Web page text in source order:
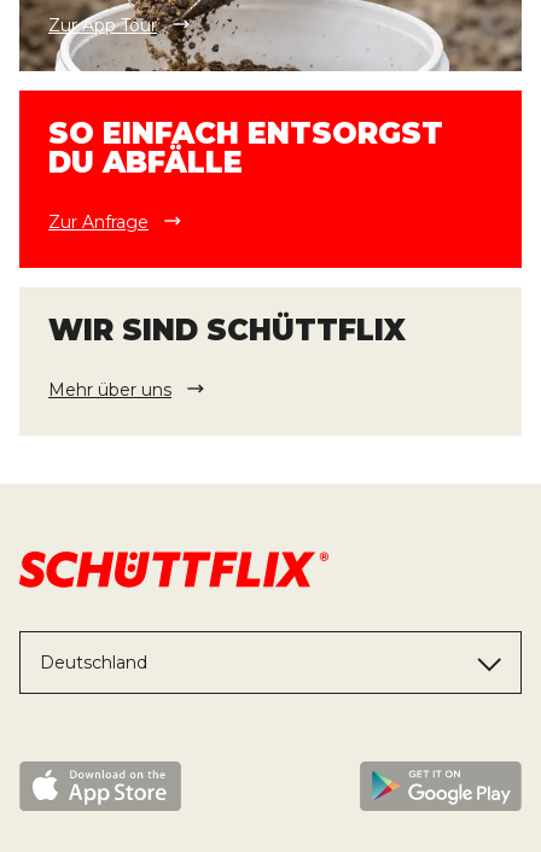
Zur App Tour
SO EINFACH ENTSORGST
DU ABFÄLLE
Zur Anfrage
WIR SIND SCHÜTTFLIX
Mehr über uns
Deutschland